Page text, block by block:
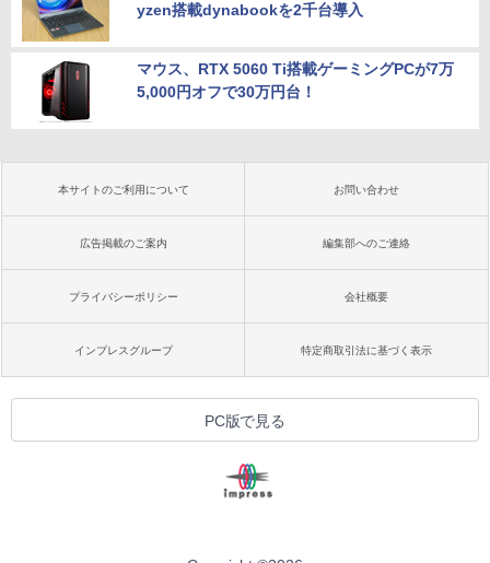
yzen搭載dynabookを2千台導入
マウス、RTX 5060 Ti搭載ゲーミングPCが7万
5,000円オフで30万円台！
本サイトのご利用について お問い合わせ
広告掲載のご案内 編集部へのご連絡
プライバシーポリシー 会社概要
インプレスグループ 特定商取引法に基づく表示
PC版で見る